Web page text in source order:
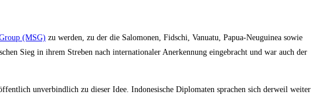
(MSG) zu werden, zu der die Salomonen, Fidschi, Vanuatu, Papua-Neuguinea sowie
Sieg in ihrem Streben nach internationaler Anerkennung eingebracht und war auch der
unverbindlich zu dieser Idee. Indonesische Diplomaten sprachen sich derweil weiter